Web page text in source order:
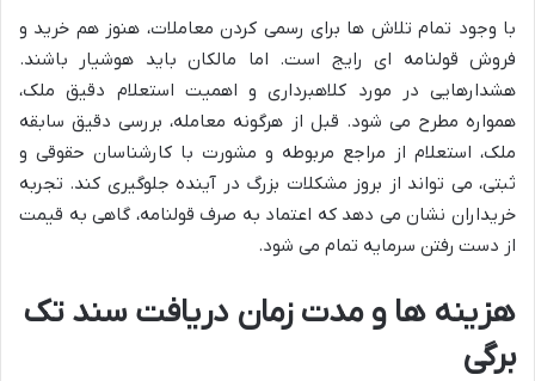
با وجود تمام تلاش ها برای رسمی کردن معاملات، هنوز هم خرید و
فروش قولنامه ای رایج است. اما مالکان باید هوشیار باشند.
هشدارهایی در مورد کلاهبرداری و اهمیت استعلام دقیق ملک،
همواره مطرح می شود. قبل از هرگونه معامله، بررسی دقیق سابقه
ملک، استعلام از مراجع مربوطه و مشورت با کارشناسان حقوقی و
ثبتی، می تواند از بروز مشکلات بزرگ در آینده جلوگیری کند. تجربه
خریداران نشان می دهد که اعتماد به صرف قولنامه، گاهی به قیمت
از دست رفتن سرمایه تمام می شود.
هزینه ها و مدت زمان دریافت سند تک
برگی